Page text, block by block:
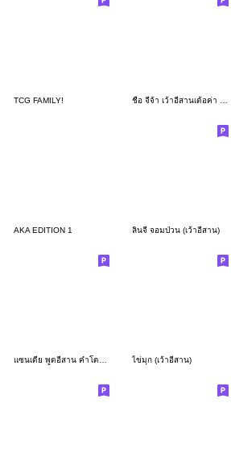
TCG FAMILY!
AKA EDITION 1 ลินจี่ จอมป่วน (เว้าอีสาน)
แซนเดีย พูดอีสาน คำโดนๆในที่ทำงาน ไข่มุก (เว้าอีสาน)